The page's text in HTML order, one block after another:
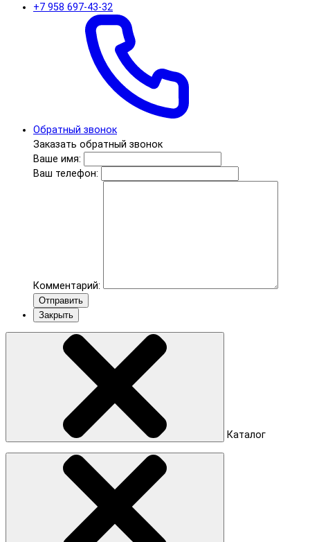
+7 958 697-43-32
Обратный звонок
Заказать обратный звонок
Ваше имя:
Ваш телефон:
Комментарий:
Отправить
Закрыть
Каталог